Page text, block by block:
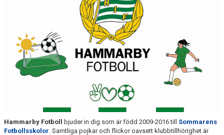
Hammarby Fotboll bjuder in dig som är född 2009-2016 till Sommarens
Fotbollsskolor. Samtliga pojkar och flickor oavsett klubbtillhörighet är